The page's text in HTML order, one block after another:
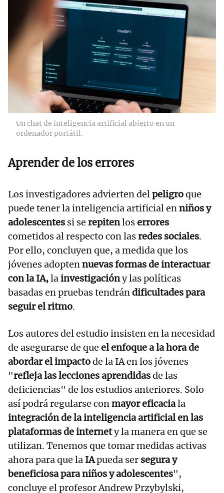
Un chat de inteligencia artificial abierto en un
ordenador portátil.
Aprender de los errores
Los investigadores advierten delpeligroque
puede tener la inteligencia artificial enniños y
adolescentes si se repitenloserrores
cometidos al respecto con lasredes sociales.
Por ello, concluyen que, a medida que los
jóvenes adoptennuevas formas de interactuar
con la IA,lainvestigacióny las políticas
basadas en pruebas tendrándificultades para
seguir el ritmo.
Los autores del estudio insisten en la necesidad
de asegurarse de que el enfoque a la hora de
abordar el impactode la IA en los jóvenes
"refleja las lecciones aprendidasde las
deficiencias" de los estudios anteriores. Solo
así podrá regularse conmayor eficaciala
integración de la inteligencia artificial en las
plataformas de internety la manera en que se
utilizan. Tenemos que tomar medidas activas
ahora para que la IApueda ser segura y
beneficiosa para niños y adolescentes",
concluye el profesor Andrew Przybylski,